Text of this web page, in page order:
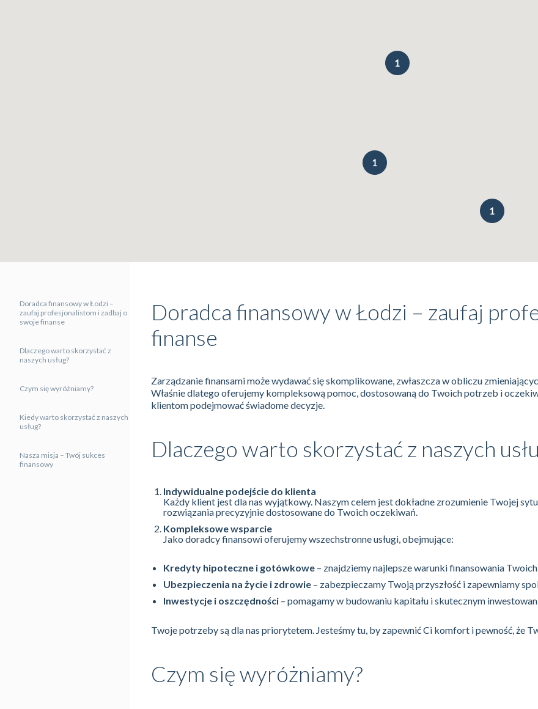
Doradca finansowy w Łodzi –
zaufaj profesjonalistom i zadbaj o
swoje finanse
Dlaczego warto skorzystać z
naszych usług?
Czym się wyróżniamy?
Kiedy warto skorzystać z naszych
usług?
Nasza misja – Twój sukces
finansowy
Doradca finansowy w Łodzi – zaufaj
finanse
Zarządzanie finansami może wydawać się skomplikowane, zwłaszcza w obliczu
Właśnie dlatego oferujemy kompleksową pomoc, dostosowaną do Twoich potrzeb i
klientom podejmować świadome decyzje.
Dlaczego warto skorzystać z naszych
Indywidualne podejście do klienta
Każdy klient jest dla nas wyjątkowy. Naszym celem jest dokładne zrozumienie Twojej
rozwiązania precyzyjnie dostosowane do Twoich oczekiwań.
Kompleksowe wsparcie
Jako doradcy finansowi oferujemy wszechstronne usługi, obejmujące:
Kredyty hipoteczne i gotówkowe – znajdziemy najlepsze warunki finansowania
Ubezpieczenia na życie i zdrowie – zabezpieczamy Twoją przyszłość i zapewniamy
Inwestycje i oszczędności – pomagamy w budowaniu kapitału i skutecznym
Twoje potrzeby są dla nas priorytetem. Jesteśmy tu, by zapewnić Ci komfort i pewność, że
Czym się wyróżniamy?